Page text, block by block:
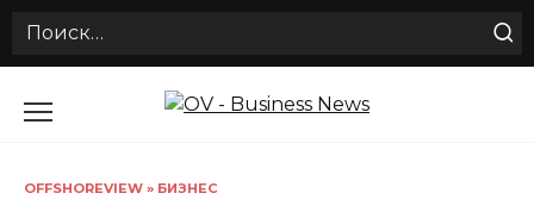
Search
OFFSHOREVIEW » БИЗНЕС